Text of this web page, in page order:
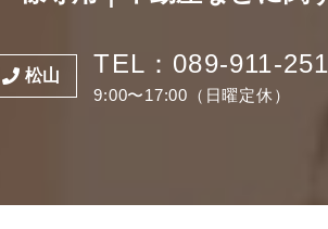
松山 TEL：089-911-
9:00〜17:00（日曜定休）